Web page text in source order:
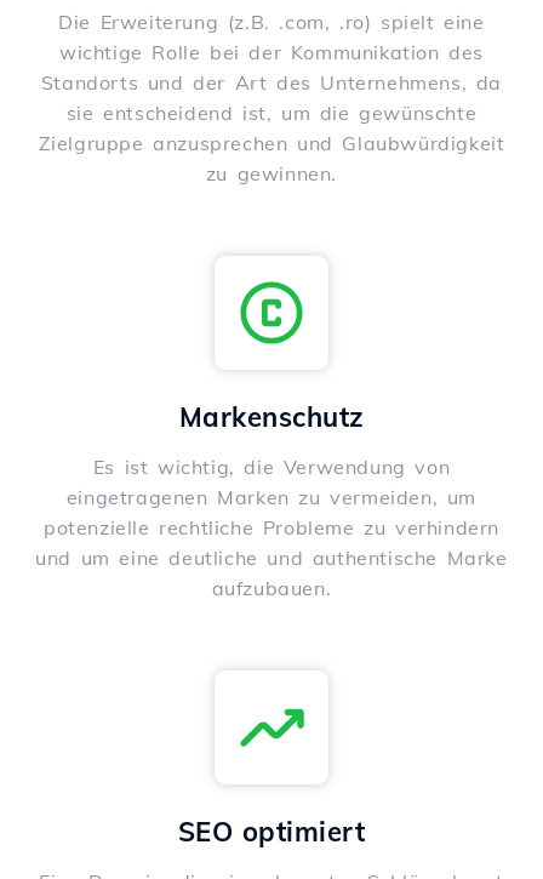
Die Erweiterung (z.B. .com, .ro) spielt eine
wichtige Rolle bei der Kommunikation des
Standorts und der Art des Unternehmens, da
sie entscheidend ist, um die gewünschte
Zielgruppe anzusprechen und Glaubwürdigkeit
zu gewinnen.
Markenschutz
Es ist wichtig, die Verwendung von
eingetragenen Marken zu vermeiden, um
potenzielle rechtliche Probleme zu verhindern
und um eine deutliche und authentische Marke
aufzubauen.
SEO optimiert